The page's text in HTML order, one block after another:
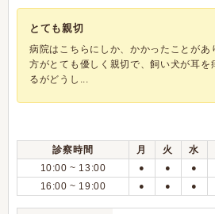
とても親切
病院はこちらにしか、かかったことがあ
方がとても優しく親切で、飼い犬が耳を
るがどうし...
診察時間 月 火 水
10:00 ~ 13:00
● ● ●
16:00 ~ 19:00 ● ● ●